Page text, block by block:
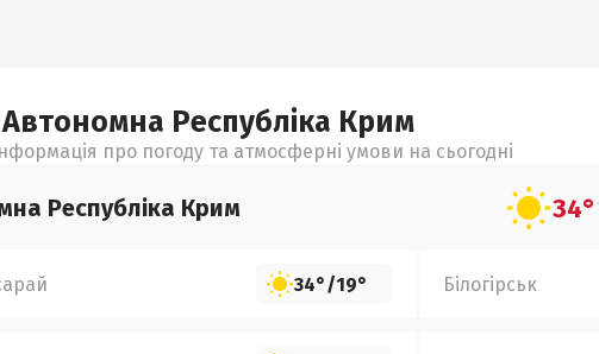
Республіка Крим
про погоду та атмосферні умови на сьогодні
Республіка Крим 34°
34°/19° Білогірськ